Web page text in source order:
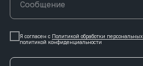
Я согласен с Политикой обработки
политикой конфиденциальности